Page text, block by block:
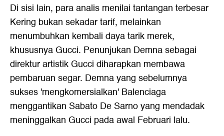
Di sisi lain, para analis menilai tantangan terbesar
Kering bukan sekadar tarif, melainkan
menumbuhkan kembali daya tarik merek,
khususnya Gucci. Penunjukan Demna sebagai
direktur artistik Gucci diharapkan membawa
pembaruan segar. Demna yang sebelumnya
sukses 'mengkomersialkan' Balenciaga
menggantikan Sabato De Sarno yang mendadak
meninggalkan Gucci pada awal Februari lalu.